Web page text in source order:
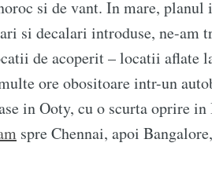
si de vant. In mare,
si decalari introduse, ne-am
de acoperit – locatii aflate
ore obositoare intr-un
in Ooty, cu o scurta oprire in
spre Chennai, apoi